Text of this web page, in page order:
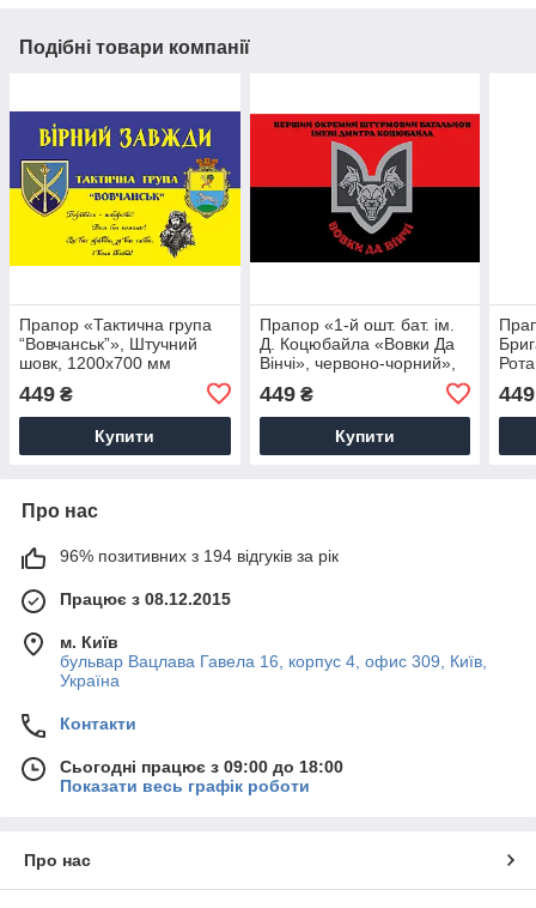
Подібні товари компанії
Прапор «Тактична група
“Вовчанськ”», Штучний
шовк, 1200х700 мм
449 ₴
Купити
Прапор «1-й ошт. бат. ім.
Д. Коцюбайла «Вовки Да
Вінчі», червоно-чорний»,
Штучний шовк, 1200х700
мм
449₴
Купити
449
Про нас
96% позитивних з 194 відгуків за рік
Працює з 08.12.2015
м. Київ
бульвар Вацлава Гавела 16, корпус 4, офис 309, Київ,
Україна
Контакти
Сьогодні працює з 09:00 до 18:00
Показати весь графік роботи
Про нас